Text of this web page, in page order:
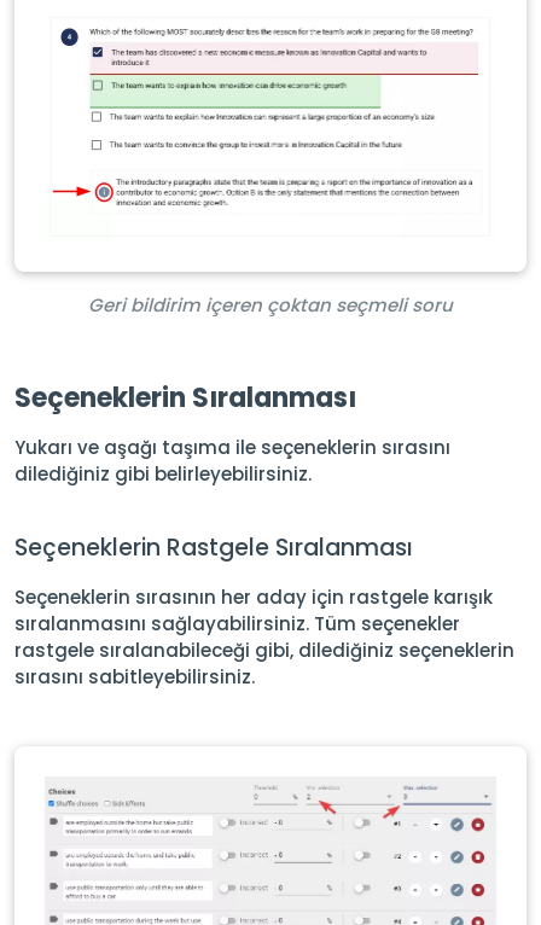
Geri bildirim içeren çoktan seçmeli soru
Seçeneklerin Sıralanması
Yukarı ve aşağı taşıma ile seçeneklerin sırasını
dilediğiniz gibi belirleyebilirsiniz.
Seçeneklerin Rastgele Sıralanması
Seçeneklerin sırasının her aday için rastgele karışık
sıralanmasını sağlayabilirsiniz. Tüm seçenekler
rastgele sıralanabileceği gibi, dilediğiniz seçeneklerin
sırasını sabitleyebilirsiniz.